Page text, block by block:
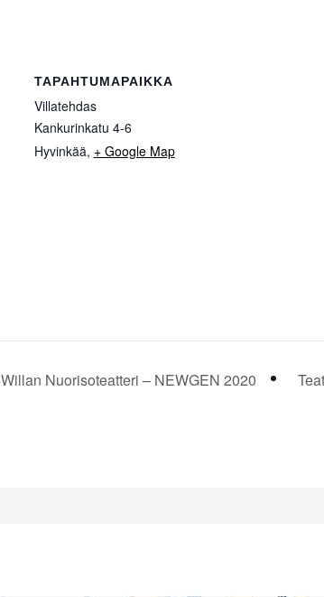
TAPAHTUMAPAIKKA
Villatehdas
Kankurinkatu 4-6
Hyvinkää, + Google Map
Willan Nuorisoteatteri – NEWGEN 2020